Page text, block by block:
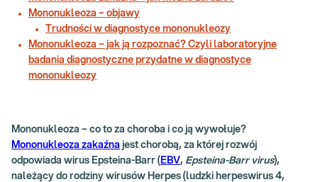
Mononukleoza – objawy
Trudności w diagnostyce mononukleozy
Mononukleoza – jak ją rozpoznać? Czyli laboratoryjne
badania diagnostyczne przydatne w diagnostyce
mononukleozy
Mononukleoza – co to za choroba i co ją wywołuje?
Mononukleoza zakaźna jest chorobą, za której rozwój
odpowiada wirus Epsteina-Barr ( EBV, Epsteina-Barr virus),
należący do rodziny wirusów Herpes (ludzki herpeswirus 4,